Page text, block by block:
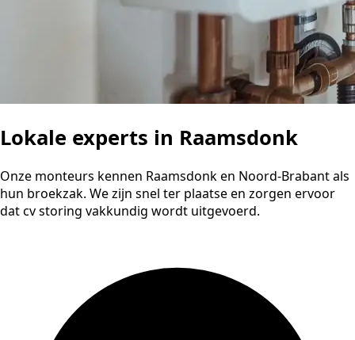
Lokale experts in Raamsdonk
Onze monteurs kennen Raamsdonk en Noord-Brabant als
hun broekzak. We zijn snel ter plaatse en zorgen ervoor
dat cv storing vakkundig wordt uitgevoerd.